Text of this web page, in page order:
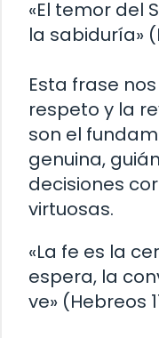
«El temor del
la sabiduría»
Esta frase
respeto y la
son el
genuina,
decisiones
virtuosas.
«La fe es la
espera, la
ve» (Hebreos